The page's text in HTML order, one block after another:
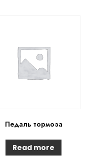
Педаль тормоза
Read more